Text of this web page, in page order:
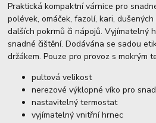
Praktická kompaktní várnice pro
polévek, omáček, fazolí, kari,
dalších pokrmů či nápojů. Vyjímatelný
snadné čištění. Dodávána se sadou
držákem. Pouze pro provoz s mokrým
pultová velikost
nerezové výklopné víko pro
nastavitelný termostat
vyjímatelný vnitřní hrnec